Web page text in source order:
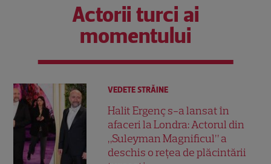
Actorii turci ai
momentului
VEDETE STRĂINE
Halit Ergenç s-a lansat în
afaceri la Londra: Actorul din
„Suleyman Magnificul” a
deschis o rețea de plăcintării